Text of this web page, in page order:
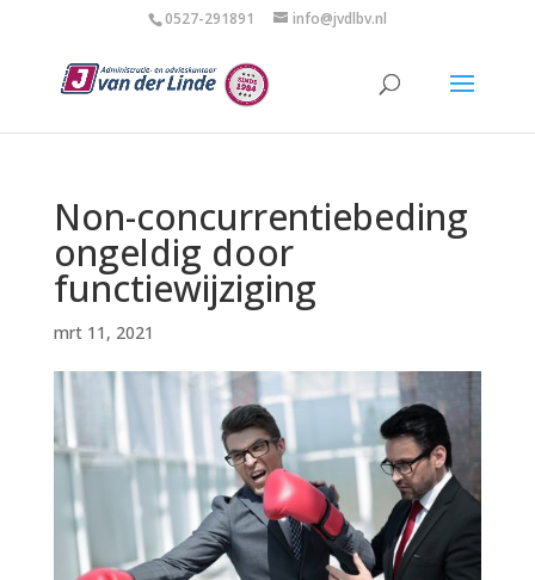
0527-291891 info@jvdlbv.nl
Non-concurrentiebeding
ongeldig door
functiewijziging
mrt 11, 2021